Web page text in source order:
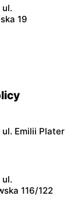
ul.
19
Safony 1
24
Stanisława
Dolna 47
Emilii Plater
ul.
116/122